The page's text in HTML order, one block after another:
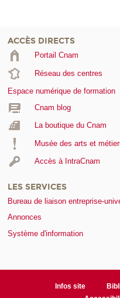
ACCÈS DIRECTS
Portail Cnam
Réseau des centres
Espace numérique de formation
Cnam blog
La boutique du Cnam
Musée des arts et
Accès à IntraCnam
LES SERVICES
Bureau de liaison entreprise-
Annonces
Système d'information
Infos site